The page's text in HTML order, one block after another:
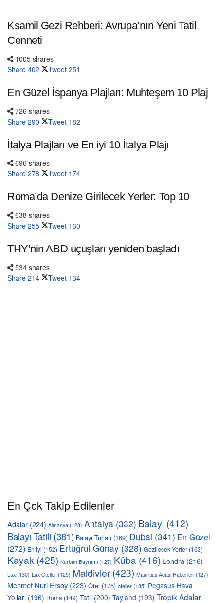
Ksamil Gezi Rehberi: Avrupa’nın Yeni Tatil
Cenneti
1005 shares
Share 402 Tweet 251
En Güzel İspanya Plajları: Muhteşem 10 Plaj
726 shares
Share 290 Tweet 182
İtalya Plajları ve En iyi 10 İtalya Plajı
696 shares
Share 278 Tweet 174
Roma’da Denize Girilecek Yerler: Top 10
638 shares
Share 255 Tweet 160
THY’nin ABD uçuşları yeniden başladı
534 shares
Share 214 Tweet 134
En Çok Takip Edilenler
Adalar (224) Almanya (128) Antalya (332) Balayı (412)
Balayı Tatili (381) Balayı Turları (169) Dubai (341) En Güzel
(272) En iyi (152) Ertuğrul Günay (328) Gezilecek Yerler (163)
Kayak (425) Kurban Bayramı (127) Küba (416) Londra (216)
Lux (130) Lux Oteller (129) Maldivler(423) Mauritius Adası Haberleri (127)
Mehmet Nuri Ersoy (223) Otel (175) oteller(135) Pegasus Hava
Yolları (196) Roma (149) Tatil (200) Tayland (193) Tropik Adalar